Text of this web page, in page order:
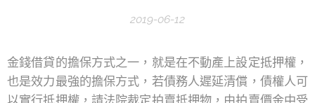
2019-06-12
金錢借貸的擔保方式之一，就是在不動產上設定抵押權，
也是效力最強的擔保方式，若債務人遲延清償，債權人可
以實行抵押權，請法院裁定拍賣抵押物，由拍賣價金中受